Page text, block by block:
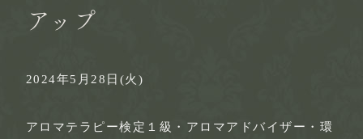
アップ
2024年5月28日(火)
アロマテラピー検定１級・アロマアドバイザー・環